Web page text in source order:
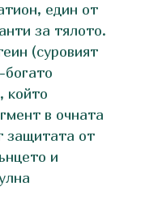
един от
за тялото.
(суровият
богато
който
в очната
защитата от
и